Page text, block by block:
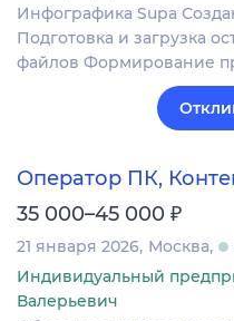
Инфографика Supa
Подготовка и загрузка
файлов Формирование
Оператор ПК,
35 000–45 000 ₽
21 января 2026 Москва
Индивидуальный
Валерьевич